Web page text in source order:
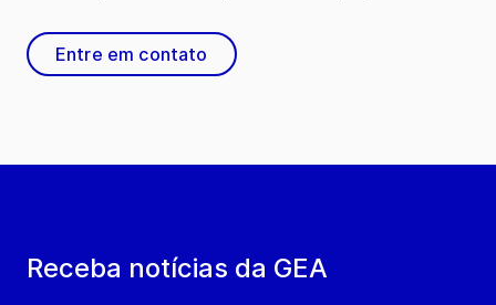
Receba notícias da GEA
Entre em contato